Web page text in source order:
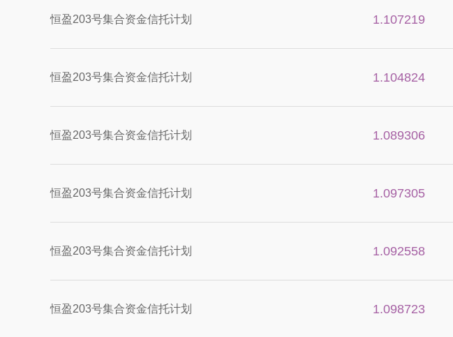
恒盈203号集合资金信托计划 1.107219
恒盈203号集合资金信托计划 1.104824
恒盈203号集合资金信托计划 1.089306
恒盈203号集合资金信托计划 1.097305
恒盈203号集合资金信托计划 1.092558
恒盈203号集合资金信托计划 1.098723